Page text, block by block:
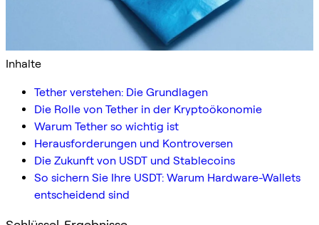
Inhalte
Tether verstehen: Die Grundlagen
Die Rolle von Tether in der Kryptoökonomie
Warum Tether so wichtig ist
Herausforderungen und Kontroversen
Die Zukunft von USDT und Stablecoins
So sichern Sie Ihre USDT: Warum Hardware-Wallets
entscheidend sind